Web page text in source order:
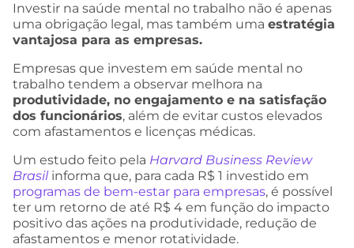
Investir na saúde mental no trabalho não é apenas
uma obrigação legal, mas também uma estratégia
vantajosa para as empresas.
Empresas que investem em saúde mental no
trabalho tendem a observar melhora na
produtividade, no engajamento e na satisfação
dos funcionários, além de evitar custos elevados
com afastamentos e licenças médicas.
Um estudo feito pela Harvard Business Review
Brasil informa que, para cada R$ 1 investido em
programas de bem-estar para empresas, é possível
ter um retorno de até R$ 4 em função do impacto
positivo das ações na produtividade, redução de
afastamentos e menor rotatividade.